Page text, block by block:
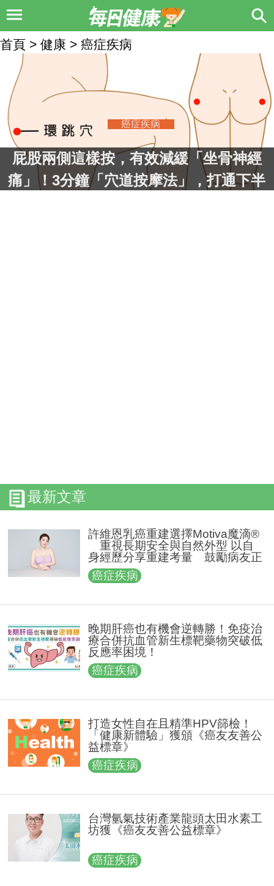
首頁 > 健康 > 癌症疾病
癌症疾病
屁股兩側這樣按，有效減緩「坐骨神經
痛」！3分鐘「穴道按摩法」，打通下半
最新文章
許維恩乳癌重建選擇Motiva魔滴®
重視長期安全與自然外型 以自
身經歷分享重建考量 鼓勵病友正
向面對治療歷程
癌症疾病
晚期肝癌也有機會逆轉勝！免疫治
療合併抗血管新生標靶藥物突破低
反應率困境！
癌症疾病
打造女性自在且精準HPV篩檢！
「健康新體驗」獲頒《癌友友善公
益標章》
癌症疾病
台灣氫氣技術產業龍頭太田水素工
坊獲《癌友友善公益標章》
癌症疾病